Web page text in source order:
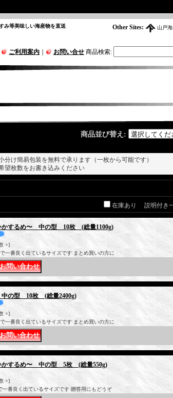
Other Sites: 山戸
み等美味しい海産物を直送
ご利用案内 お問い合せ 商品検索:
商品並び替え :
け簡易包装を無料で承ります（一枚から可能です）
望枚数をお書き込みください
在庫あり 説明付き
かするめ〜 中の型 10枚 (総量1100g)
×]
一番良く出ているサイズです まとめ買いの方に
の型 10枚 (総量2400g)
×]
一番良く出ているサイズです まとめ買いの方に
かするめ〜 中の型 5枚 (総量550g)
×]
番良く出ているサイズです 贈答用にもどうぞ